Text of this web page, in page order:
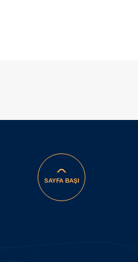
SAYFA BAŞI